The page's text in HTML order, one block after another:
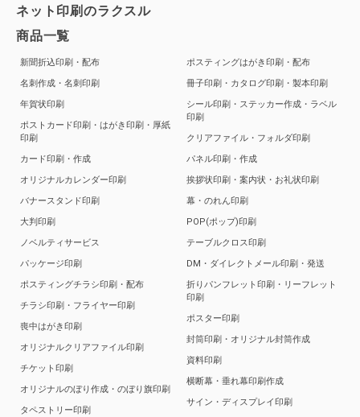
ネット印刷のラクスル
商品一覧
新聞折込印刷・配布
名刺作成・名刺印刷
年賀状印刷
ポストカード印刷・はがき印刷・厚紙
印刷
カード印刷・作成
オリジナルカレンダー印刷
バナースタンド印刷
大判印刷
ノベルティサービス
パッケージ印刷
ポスティングチラシ印刷・配布
チラシ印刷・フライヤー印刷
喪中はがき印刷
オリジナルクリアファイル印刷
チケット印刷
オリジナルのぼり作成・のぼり旗印刷
タペストリー印刷
ポスティングはがき印刷・配布
冊子印刷・カタログ印刷・製本印刷
シール印刷・ステッカー作成・ラベル
印刷
クリアファイル・フォルダ印刷
パネル印刷・作成
挨拶状印刷・案内状・お礼状印刷
幕・のれん印刷
POP(ポップ)印刷
テーブルクロス印刷
DM・ダイレクトメール印刷・発送
折りパンフレット印刷・リーフレット
印刷
ポスター印刷
封筒印刷・オリジナル封筒作成
資料印刷
横断幕・垂れ幕印刷作成
サイン・ディスプレイ印刷